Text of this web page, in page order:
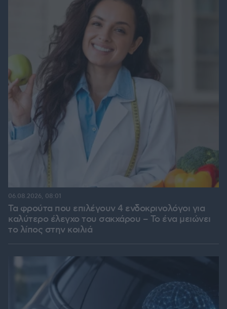
Τα φρούτα που επιλέγουν 4 ενδοκρινολόγοι για
καλύτερο έλεγχο του σακχάρου – Το ένα μειώνει
το λίπος στην κοιλιά
06.08.2026, 08:01